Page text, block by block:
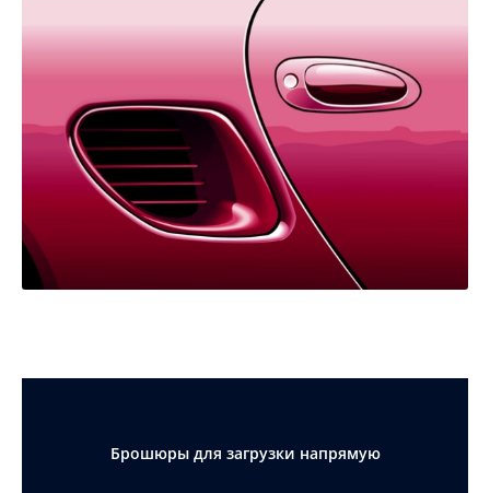
Брошюры для загрузки напрямую